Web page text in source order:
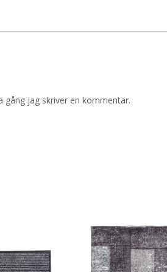
gång jag skriver en kommentar.